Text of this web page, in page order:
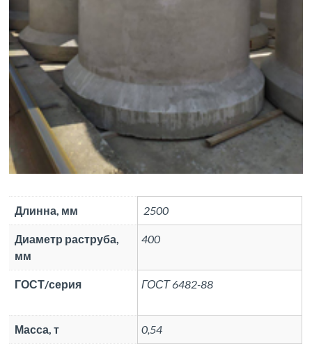
Длинна, мм 2500
Диаметр раструба,
мм
400
ГОСТ/серия ГОСТ 6482-88
Масса, т 0,54